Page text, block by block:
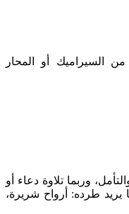
السيراميك أو المحار
وربما تلاوة دعاء أو
يريد طرده: أرواح شريرة،